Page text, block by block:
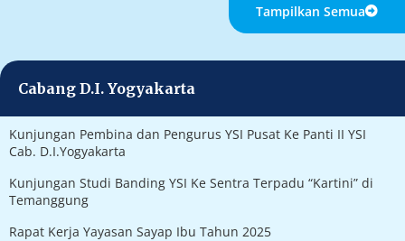
Tampilkan Semua
Cabang D.I. Yogyakarta
Kunjungan Pembina dan Pengurus YSI Pusat Ke Panti II YSI
Cab. D.I.Yogyakarta
Kunjungan Studi Banding YSI Ke Sentra Terpadu “Kartini” di
Temanggung
Rapat Kerja Yayasan Sayap Ibu Tahun 2025